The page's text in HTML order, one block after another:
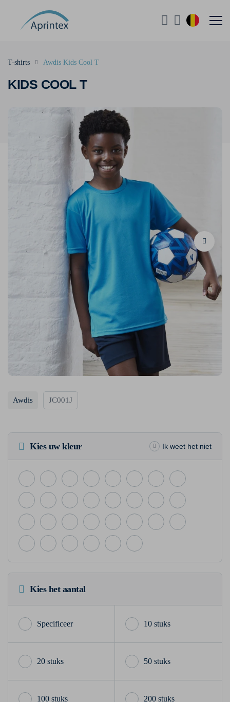
KIDS COOL T
T-shirts Awdis Kids Cool T
Awdis JC001J
Kies uw kleur Ik weet het niet
Kies het aantal
10 stuks
20 stuks 50 stuks
100 stuks 200 stuks